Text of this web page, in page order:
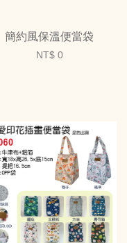
簡約風保溫便當袋
NT$ 0